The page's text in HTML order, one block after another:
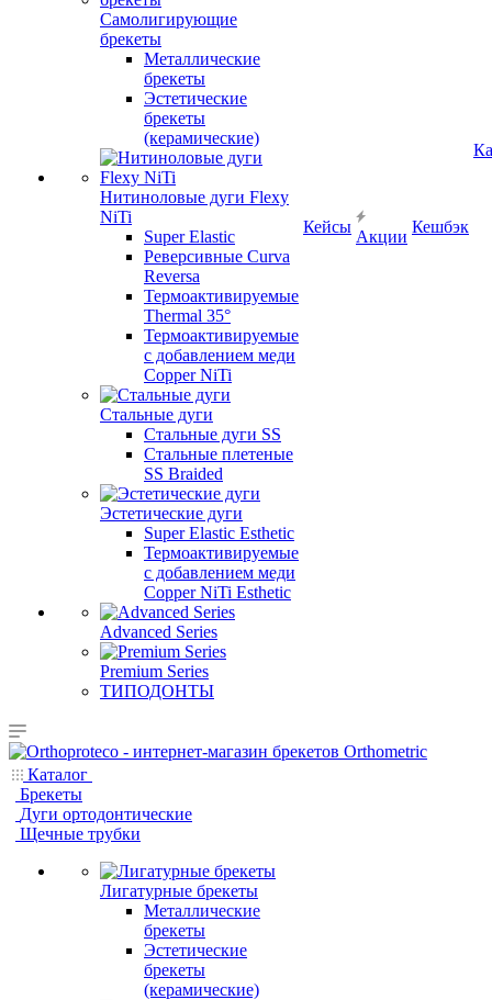
Самолигирующие
брекеты
Металлические
брекеты
Эстетические
брекеты
(керамические)
Нитиноловые дуги Flexy
NiTi
Super Elastic
Реверсивные Curva
Reversa
Термоактивируемые
Thermal 35°
Термоактивируемые
с добавлением меди
Copper NiTi
Стальные дуги
Стальные дуги SS
Стальные плетеные
SS Braided
Эстетические дуги
Super Elastic Esthetic
Термоактивируемые
с добавлением меди
Copper NiTi Esthetic
Advanced Series
Premium Series
ТИПОДОНТЫ
Кейсы
Акции
Кешбэк
Каталог
Брекеты
Дуги ортодонтические
Щечные трубки
Лигатурные брекеты
Металлические
брекеты
Эстетические
брекеты
(керамические)